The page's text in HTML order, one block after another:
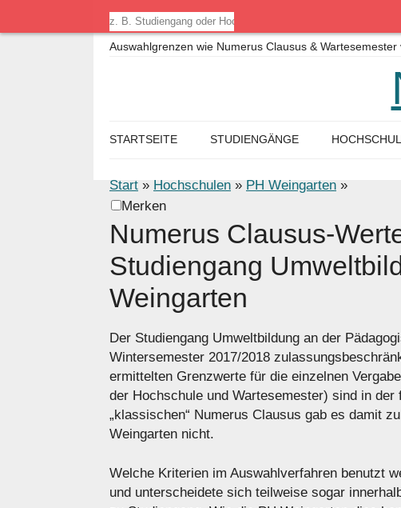
Start » Hochschulen » PH Weingarten »
Merken
Numerus Clausus-
Studiengang
Weingarten
Der Studiengang Umweltbildung an der
Wintersemester 2017/2018
ermittelten Grenzwerte für die einzelnen
der Hochschule und Wartesemester) sind in der
„klassischen“ Numerus Clausus gab es damit
Weingarten nicht.
Welche Kriterien im Auswahlverfahren benutzt
und unterscheidete sich teilweise sogar
Auswahlgrenzen wie Numerus Clausus &
STARTSEITE STUDIENGÄNGE